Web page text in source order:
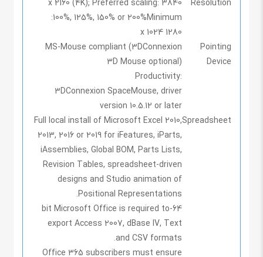
100%, 125%, 150% or 200%Minimum:
1280 x 1024
Pointing
Device
MS-Mouse compliant (3DConnexion
3D Mouse optional)
Productivity:
3DConnexion SpaceMouse, driver
version 10.5.12 or later
Spreadsheet
Full local install of Microsoft Excel 2010,
2013, 2016 or 2019 for iFeatures, iParts,
iAssemblies, Global BOM, Parts Lists,
Revision Tables, spreadsheet-driven
designs and Studio animation of
Positional Representations.
64-bit Microsoft Office is required to
export Access 2007, dBase IV, Text
and CSV formats.
Office 365 subscribers must ensure